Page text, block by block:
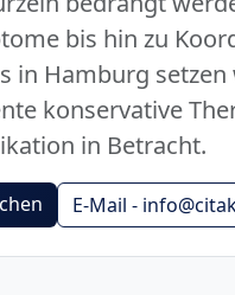
bis hin zu
in Hamburg
konservative
in Betracht.
E-Mail -